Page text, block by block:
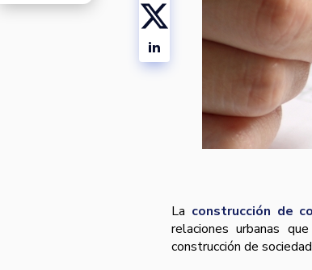
La construcción de
relaciones urbanas
construcción de